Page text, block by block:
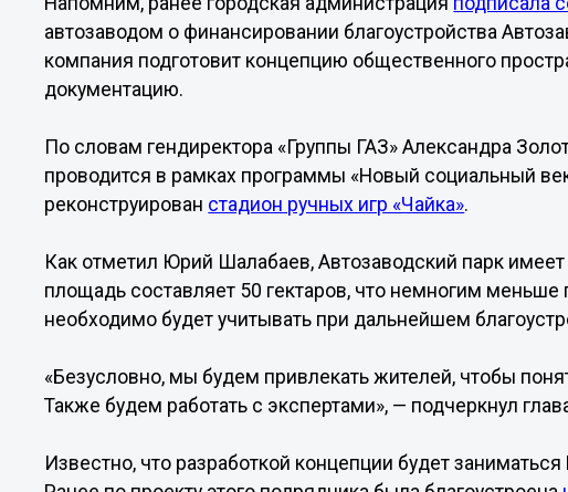
автозаводом о финансировании благоустройства
компания подготовит концепцию общественного
документацию.
По словам гендиректора «Группы ГАЗ» Александра
проводится в рамках программы «Новый социальный
реконструирован стадион ручных игр «Чайка».
Как отметил Юрий Шалабаев, Автозаводский парк
площадь составляет 50 гектаров, что немногим
необходимо будет учитывать при дальнейшем
«Безусловно, мы будем привлекать жителей, чтобы
Также будем работать с экспертами», — подчеркнул
Известно, что разработкой концепции будет